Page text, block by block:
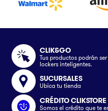
CLIK&GO
Tus productos podrán
lockers inteligentes.
SUCURSALES
Ubica tu tienda
CRÉDITO CLIKSTORE
Somos el crédito que te